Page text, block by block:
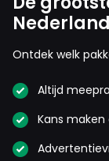
Nederland
Ontdek welk
Altijd
Kans